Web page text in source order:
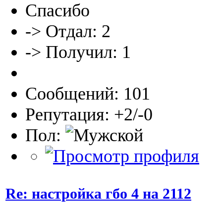
Спасибо
-> Отдал: 2
-> Получил: 1
Сообщений: 101
Репутация: +2/-0
Пол:
Re: настройка гбо 4 на 2112